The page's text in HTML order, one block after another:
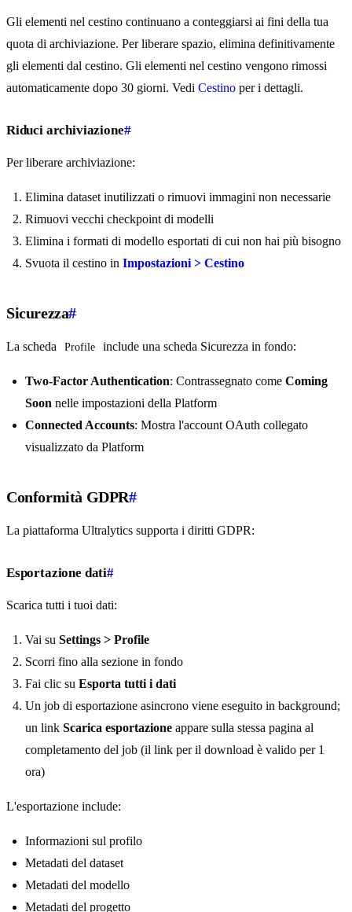
Gli elementi nel cestino continuano a conteggiarsi ai fini della tua
quota di archiviazione. Per liberare spazio, elimina definitivamente
gli elementi dal cestino. Gli elementi nel cestino vengono rimossi
automaticamente dopo 30 giorni. Vedi Cestino per i dettagli.
Riduci archiviazione#
Per liberare archiviazione:
Elimina dataset inutilizzati o rimuovi immagini non necessarie
Rimuovi vecchi checkpoint di modelli
Elimina i formati di modello esportati di cui non hai più bisogno
Svuota il cestino in Impostazioni > Cestino
Sicurezza#
La scheda Profile include una scheda Sicurezza in fondo:
Two-Factor Authentication: Contrassegnato come Coming
Soon nelle impostazioni della Platform
Connected Accounts: Mostra l'account OAuth collegato
visualizzato da Platform
Conformità GDPR#
La piattaforma Ultralytics supporta i diritti GDPR:
Esportazione dati#
Scarica tutti i tuoi dati:
Vai su Settings > Profile
Scorri fino alla sezione in fondo
Fai clic su Esporta tutti i dati
Un job di esportazione asincrono viene eseguito in background;
un link Scarica esportazione appare sulla stessa pagina al
completamento del job (il link per il download è valido per 1
ora)
L'esportazione include:
Informazioni sul profilo
Metadati del dataset
Metadati del modello
Metadati del progetto